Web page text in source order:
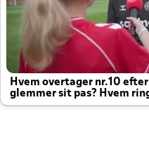
Hvem overtager nr.10
glemmer sit pas? Hvem
altid til efter kampe?